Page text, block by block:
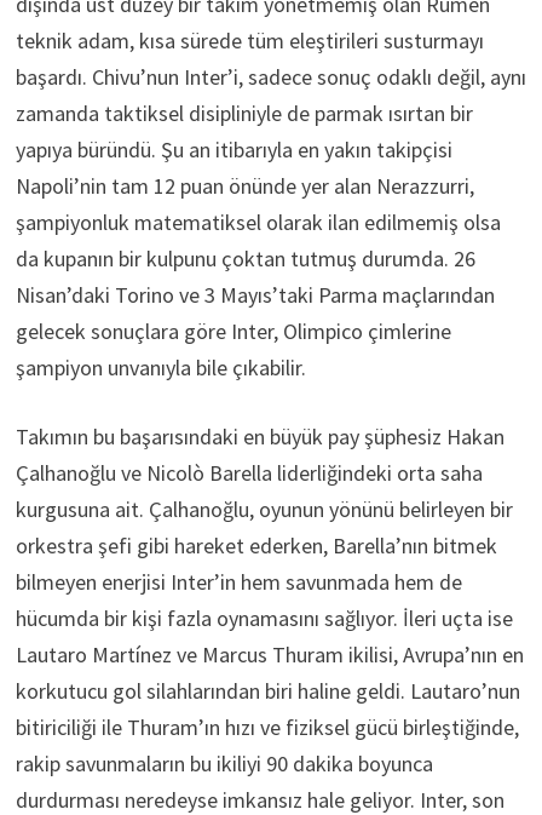
teknik adam, kısa sürede tüm eleştirileri susturmayı
başardı. Chivu’nun Inter’i, sadece sonuç odaklı değil, aynı
zamanda taktiksel disipliniyle de parmak ısırtan bir
yapıya büründü. Şu an itibarıyla en yakın takipçisi
Napoli’nin tam 12 puan önünde yer alan Nerazzurri,
şampiyonluk matematiksel olarak ilan edilmemiş olsa
da kupanın bir kulpunu çoktan tutmuş durumda. 26
Nisan’daki Torino ve 3 Mayıs’taki Parma maçlarından
gelecek sonuçlara göre Inter, Olimpico çimlerine
şampiyon unvanıyla bile çıkabilir.
Takımın bu başarısındaki en büyük pay şüphesiz Hakan
Çalhanoğlu ve Nicolò Barella liderliğindeki orta saha
kurgusuna ait. Çalhanoğlu, oyunun yönünü belirleyen bir
orkestra şefi gibi hareket ederken, Barella’nın bitmek
bilmeyen enerjisi Inter’in hem savunmada hem de
hücumda bir kişi fazla oynamasını sağlıyor. İleri uçta ise
Lautaro Martínez ve Marcus Thuram ikilisi, Avrupa’nın en
korkutucu gol silahlarından biri haline geldi. Lautaro’nun
bitiriciliği ile Thuram’ın hızı ve fiziksel gücü birleştiğinde,
rakip savunmaların bu ikiliyi 90 dakika boyunca
durdurması neredeyse imkansız hale geliyor. Inter, son